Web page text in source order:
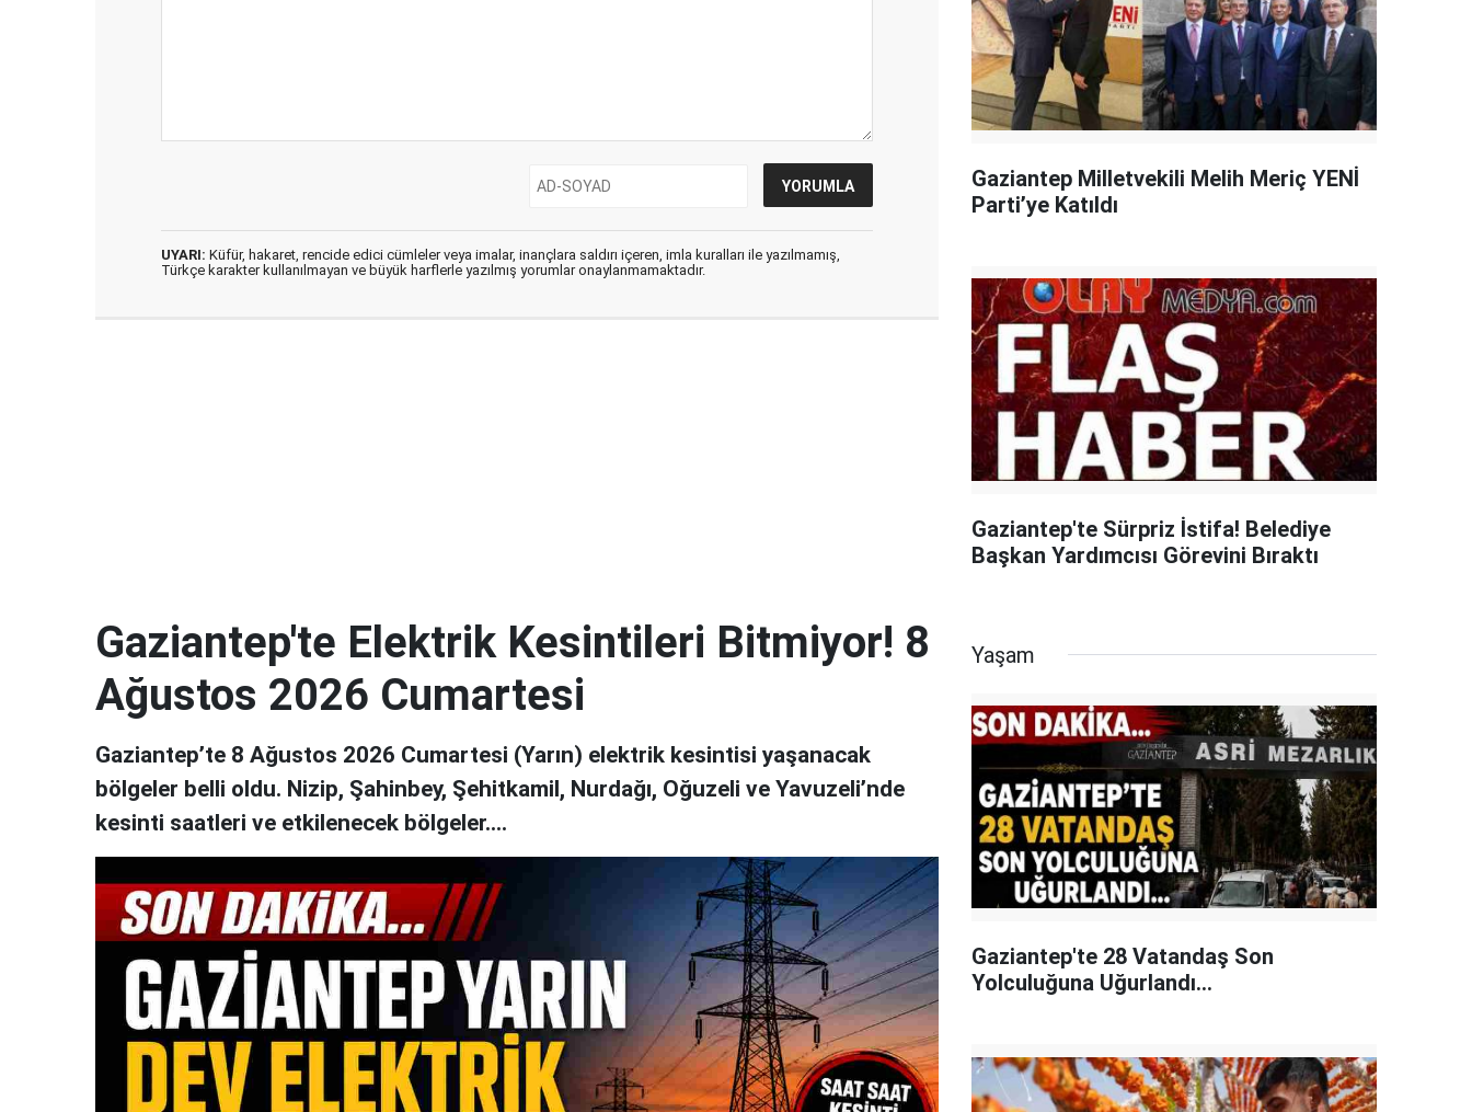
UYARI: Küfür, hakaret, rencide edici cümleler veya imalar, inançlara saldırı içeren, imla kuralları ile yazılmamış,
Türkçe karakter kullanılmayan ve büyük harflerle yazılmış yorumlar onaylanmamaktadır.
Gaziantep Milletvekili Melih Meriç YENİ
Parti’ye Katıldı
Gaziantep'te Sürpriz İstifa! Belediye
Başkan Yardımcısı Görevini Bıraktı
Gaziantep'te Elektrik Kesintileri Bitmiyor! 8
Ağustos 2026 Cumartesi
Gaziantep’te 8 Ağustos 2026 Cumartesi (Yarın) elektrik kesintisi yaşanacak
bölgeler belli oldu. Nizip, Şahinbey, Şehitkamil, Nurdağı, Oğuzeli ve Yavuzeli’nde
kesinti saatleri ve etkilenecek bölgeler....
Yaşam
Gaziantep'te 28 Vatandaş Son
Yolculuğuna Uğurlandı...